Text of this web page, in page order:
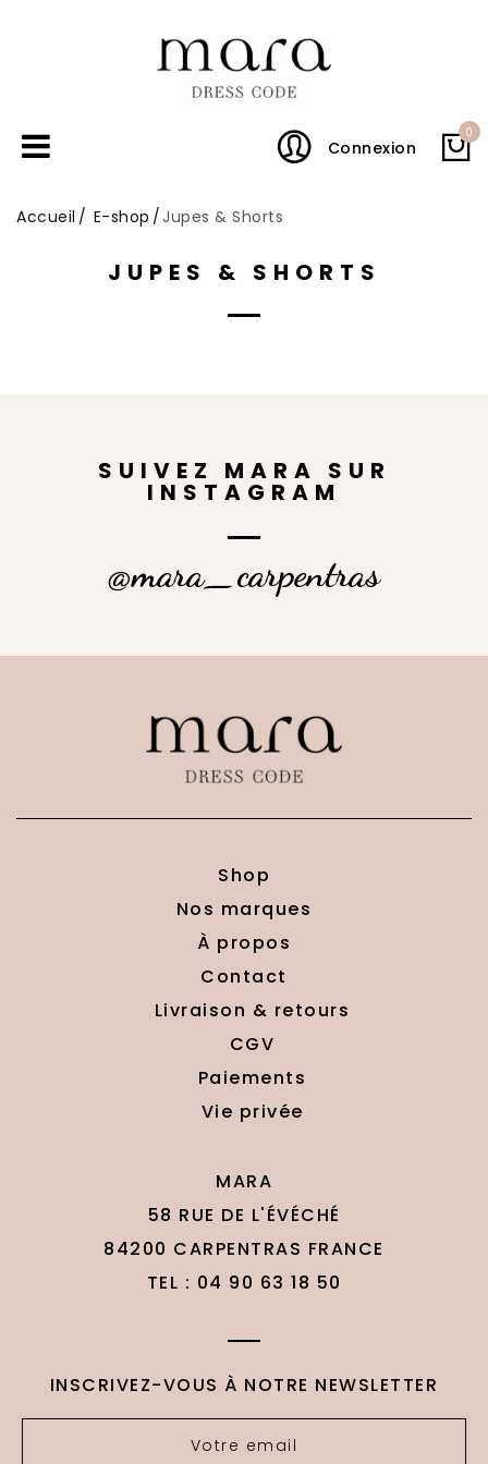
0
Connexion
Accueil E-shop Jupes & Shorts
JUPES & SHORTS
SUIVEZ MARA SUR
INSTAGRAM
@mara_carpentras
Shop
Nos marques
À propos
Contact
Livraison & retours
CGV
Paiements
Vie privée
MARA
58 RUE DE L'ÉVÉCHÉ
84200 CARPENTRAS FRANCE
TEL : 04 90 63 18 50
INSCRIVEZ-VOUS À NOTRE NEWSLETTER